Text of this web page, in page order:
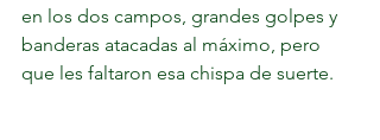
en los dos campos, grandes golpes y
banderas atacadas al máximo, pero
que les faltaron esa chispa de suerte.